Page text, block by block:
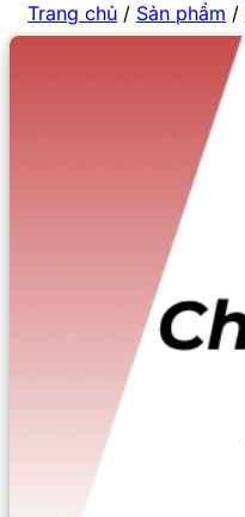
Trang chủ / Sản phẩm /